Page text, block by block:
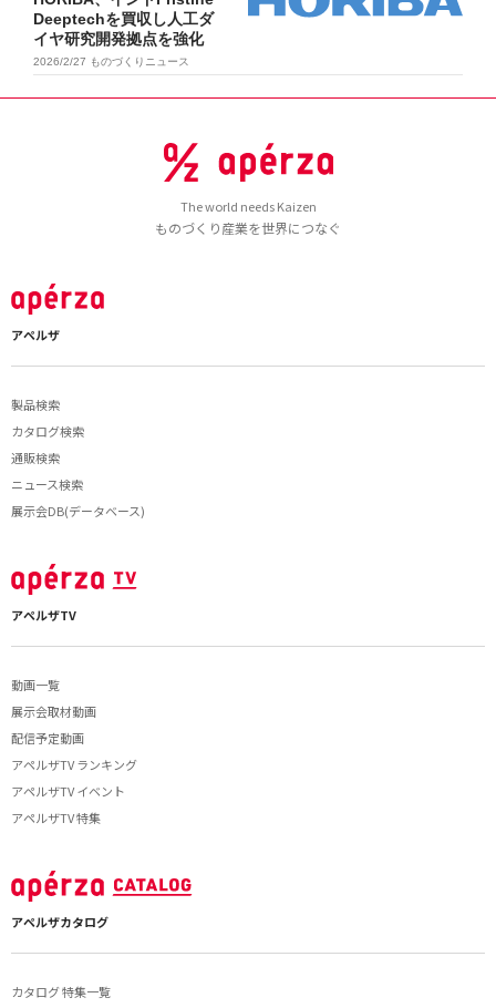
Deeptechを買収し人工ダ
イヤ研究開発拠点を強化
2026/2/27 ものづくりニュース
The world needs Kaizen
ものづくり産業を世界につなぐ
アペルザ
製品検索
カタログ検索
通販検索
ニュース検索
展示会DB(データベース)
アペルザTV
動画一覧
展示会取材動画
配信予定動画
アペルザTV ランキング
アペルザTV イベント
アペルザTV 特集
アペルザカタログ
カタログ 特集一覧